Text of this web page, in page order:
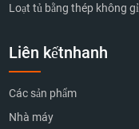
Loạt tủ bằng thép không gỉ
Liên kếtnhanh
Các sản phẩm
Nhà máy